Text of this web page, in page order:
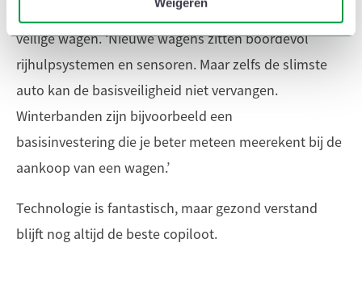
Uiteraard wil je voor jou en je gezin ook een heel
veilige wagen. ‘Nieuwe wagens zitten boordevol
rijhulpsystemen en sensoren. Maar zelfs de slimste
auto kan de basisveiligheid niet vervangen.
Winterbanden zijn bijvoorbeeld een
basisinvestering die je beter meteen meerekent bij de
aankoop van een wagen.’
Technologie is fantastisch, maar gezond verstand
blijft nog altijd de beste copiloot.